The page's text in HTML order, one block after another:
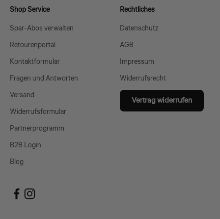
Shop Service
Spar-Abos verwalten
Retourenportal
Kontaktformular
Fragen und Antworten
Versand
Widerrufsformular
Partnerprogramm
B2B Login
Blog
Rechtliches
Datenschutz
AGB
Impressum
Widerrufsrecht
Vertrag widerrufen